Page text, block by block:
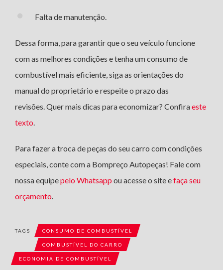
Falta de manutenção.
Dessa forma, para garantir que o seu veículo funcione
com as melhores condições e tenha um consumo de
combustível mais eficiente, siga as orientações do
manual do proprietário e respeite o prazo das
revisões. Quer mais dicas para economizar? Confiraeste
texto.
Para fazer a troca de peças do seu carro com condições
especiais, conte com a Bompreço Autopeças! Fale com
nossa equipepelo Whatsapp ou acesse o site efaça seu
orçamento.
TAGS CONSUMO DE COMBUSTÍVEL
COMBUSTÍVEL DO CARRO
ECONOMIA DE COMBUSTÍVEL